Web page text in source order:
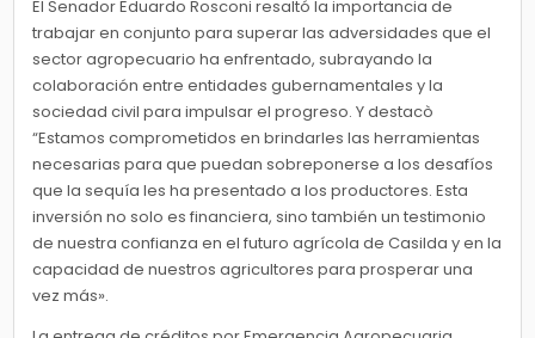
El Senador Eduardo Rosconi resaltó la importancia de
trabajar en conjunto para superar las adversidades que el
sector agropecuario ha enfrentado, subrayando la
colaboración entre entidades gubernamentales y la
sociedad civil para impulsar el progreso. Y destacò
“Estamos comprometidos en brindarles las herramientas
necesarias para que puedan sobreponerse a los desafíos
que la sequía les ha presentado a los productores. Esta
inversión no solo es financiera, sino también un testimonio
de nuestra confianza en el futuro agrícola de Casilda y en la
capacidad de nuestros agricultores para prosperar una
vez más».